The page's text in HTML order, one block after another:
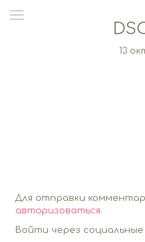
13
Для отправки
авторизоваться.
Войти через